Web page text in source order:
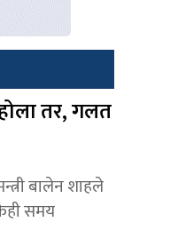
तर, गलत
बालेन शाहले
समय